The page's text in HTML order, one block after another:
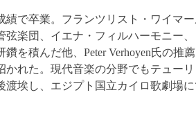
績で卒業。フランツリスト・ワイマ
弦楽団、イエナ・フィルハーモニー
を積んだ他、Peter Verhoyen氏の推
かれた。現代音楽の分野でもテュー
埃し、エジプト国立カイロ歌劇場